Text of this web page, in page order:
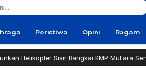
Peristiwa Opini Ragam
Sisir Bangkai KMP Mutiara Sentosa II